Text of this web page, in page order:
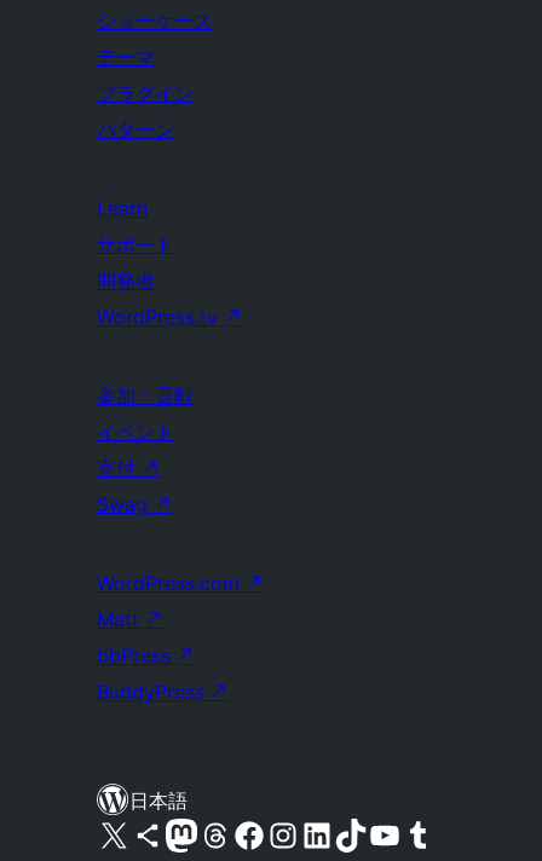
ショーケース
テーマ
プラグイン
パターン
Learn
サポート
開発者
WordPress.tv ↗
参加・貢献
イベント
寄付 ↗
Swag ↗
WordPress.com ↗
Matt ↗
bbPress ↗
BuddyPress ↗
日本語
X (旧 Twitter) アカウントへ Bluesky アカウントへ Mastodon アカウントへ Threads アカウントへ Facebook ページへ Instagram アカウントへ LinkedIn アカウントへTikTok アカウントへ YouTube チャンネルへ Tumblr アカウントへ